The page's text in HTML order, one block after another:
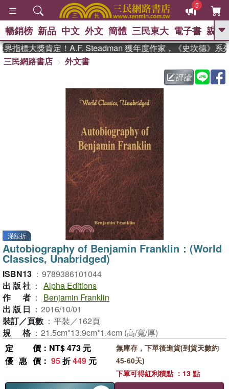
5
GO
父親節 、 如果歷
暑期推薦 、 國際布克
獎 臺灣漫遊錄 、 方念華
登輝時代 、 數學女孩：黎曼猜想
偉大的迷走神經
暢銷榜 新品 中文 外文 簡體 三民東大 電子書 親子
指標大獎肯定！A.F. Steadman 獲年度作家，《史坎德》系列
三民網路書店
外文書
評論
滿額折
Autobiography of Benjamin Franklin：(World
Classics, Unabridged)
ISBN13 ： 9789386101044
出版社 ： Alpha Editions
作者 ：
Benjamin Franklin
出版日 ： 2016/10/01
裝訂／頁數 ： 平裝／162頁
規格 ： 21.5cm*13.9cm*1.4cm (高/寬/厚)
定價 ：NT$ 473 元
優惠價 ： 95折449 元
無庫存，下單後進貨(到貨天數約
45-60天)
下單可得紅利積點 ：13 點